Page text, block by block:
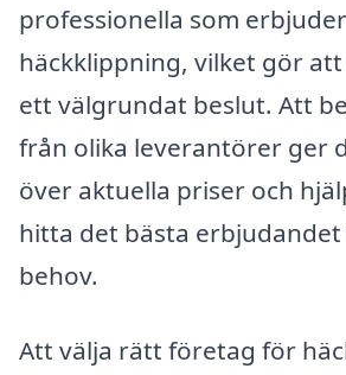
professionella som erbjuder
häckklippning, vilket gör
ett välgrundat beslut. Att
från olika leverantörer ger
över aktuella priser och
hitta det bästa
behov.
Att välja rätt företag för